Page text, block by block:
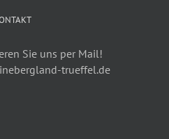
Sie uns per Mail!
trueffel.de